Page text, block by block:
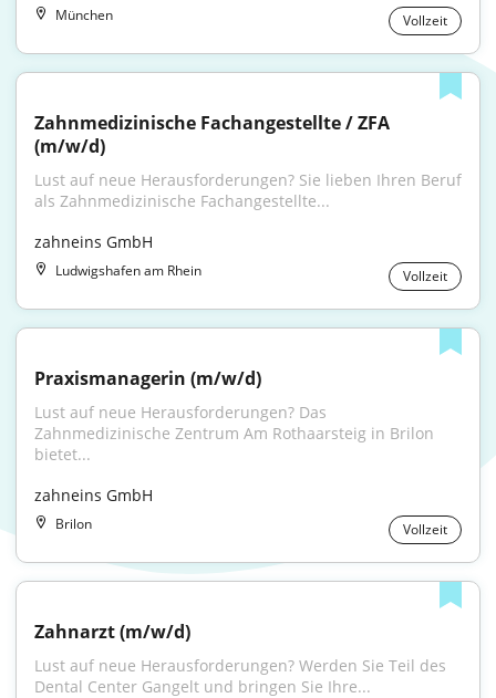
München Vollzeit
Zahnmedizinische Fachangestellte / ZFA
(m/w/d)
Lust auf neue Herausforderungen? Sie lieben Ihren Beruf
als Zahnmedizinische Fachangestellte...
zahneins GmbH
Ludwigshafen am Rhein Vollzeit
Praxismanagerin (m/w/d)
Lust auf neue Herausforderungen? Das
Zahnmedizinische Zentrum Am Rothaarsteig in Brilon
bietet...
zahneins GmbH
Brilon Vollzeit
Zahnarzt (m/w/d)
Lust auf neue Herausforderungen? Werden Sie Teil des
Dental Center Gangelt und bringen Sie Ihre...